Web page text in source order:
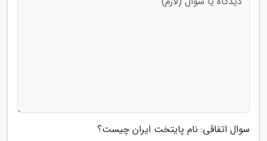
سوال اتفاقی: نام پایتخت ایران چیست؟